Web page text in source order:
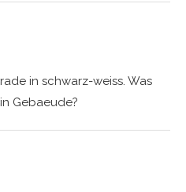
in schwarz-weiss. Was
Gebaeude?